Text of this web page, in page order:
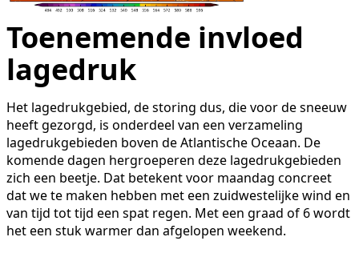
Toenemende invloed
lagedruk
Het lagedrukgebied, de storing dus, die voor de sneeuw
heeft gezorgd, is onderdeel van een verzameling
lagedrukgebieden boven de Atlantische Oceaan. De
komende dagen hergroeperen deze lagedrukgebieden
zich een beetje. Dat betekent voor maandag concreet
dat we te maken hebben met een zuidwestelijke wind en
van tijd tot tijd een spat regen. Met een graad of 6 wordt
het een stuk warmer dan afgelopen weekend.